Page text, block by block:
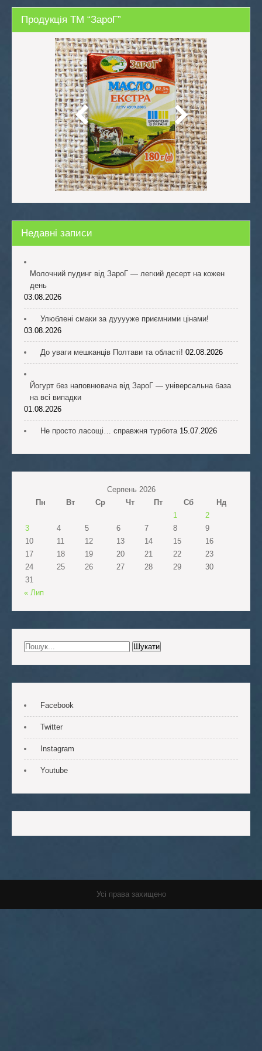
Продукція ТМ “ЗароГ”
Недавні записи
Молочний пудинг від ЗароГ — легкий десерт на кожен
день
03.08.2026
Улюблені смаки за дууууже приємними цінами!
03.08.2026
До уваги мешканців Полтави та області! 02.08.2026
Йогурт без наповнювача від ЗароГ — універсальна база
на всі випадки
01.08.2026
Не просто ласощі… справжня турбота 15.07.2026
Серпень 2026
Пн
Вт Ср Чт Пт Сб
Нд
1
2
3
4 5 6 7 8
9
10
11 12 13 14 15
16
17
18 19 20 21 22
23
24
25 26 27 28 29
30
31
« Лип
Facebook
Twitter
Instagram
Youtube
Усі права захищено